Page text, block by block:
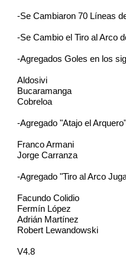
-Se Cambiaron 70 Líneas
-Se Cambio el Tiro al Arco
-Agregados Goles en los
Aldosivi
Bucaramanga
Cobreloa
-Agregado "Atajo el
Franco Armani
Jorge Carranza
-Agregado "Tiro al Arco
Facundo Colidio
Fermín López
Adrián Martínez
Robert Lewandowski
V4.8